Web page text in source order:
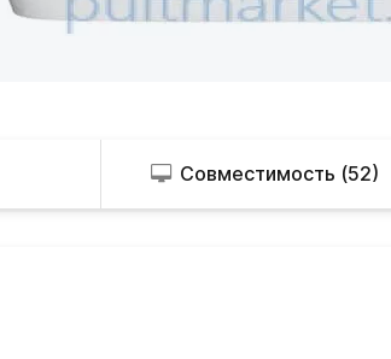
Совместимость (52)